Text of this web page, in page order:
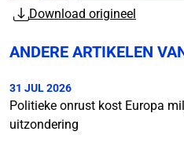
Download origineel
ANDERE ARTIKELEN
31 JUL 2026
Politieke onrust kost Europa
uitzondering